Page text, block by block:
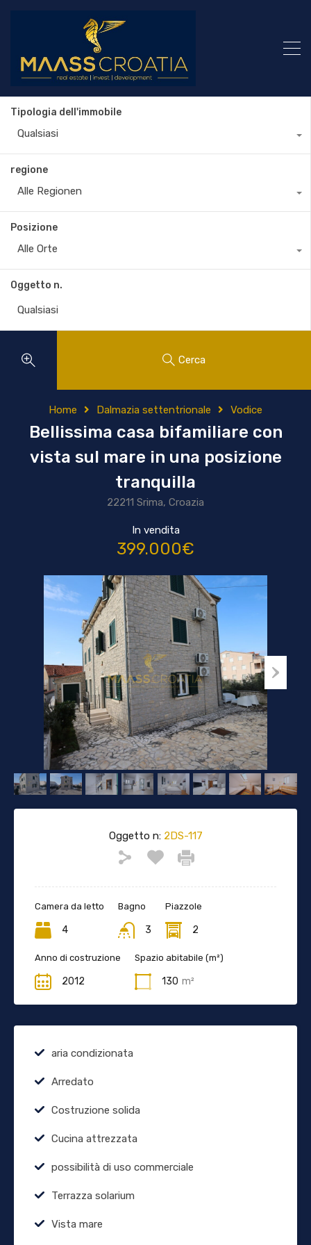
Tipologia dell'immobile
Qualsiasi
regione
Alle Regionen
Posizione
Alle Orte
Oggetto n.
Cerca
Home Dalmazia settentrionale Vodice
Bellissima casa bifamiliare con
vista sul mare in una posizione
tranquilla
22211 Srima, Croazia
In vendita
399.000€
Oggetto n:2DS-117
Camera da letto
4
Bagno
3
Piazzole
2
Anno di costruzione
2012
Spazio abitabile (m²)
130 m²
aria condizionata
Arredato
Costruzione solida
Cucina attrezzata
possibilità di uso commerciale
Terrazza solarium
Vista mare